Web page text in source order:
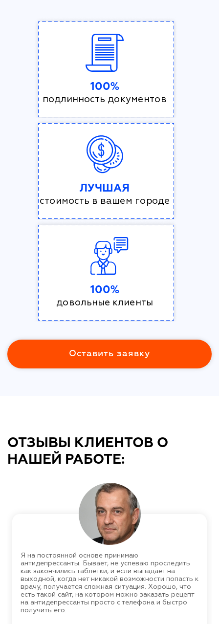
100%
подлинность документов
ЛУЧШАЯ
стоимость в вашем городе
100%
довольные клиенты
Оставить заявку
ОТЗЫВЫ КЛИЕНТОВ О
НАШЕЙ РАБОТЕ:
Я на постоянной основе принимаю
антидепрессанты. Бывает, не успеваю проследить
как закончились таблетки, и если выпадает на
выходной, когда нет никакой возможности попасть к
врачу, получается сложная ситуация. Хорошо, что
есть такой сайт, на котором можно заказать рецепт
на антидепрессанты просто с телефона и быстро
получить его.